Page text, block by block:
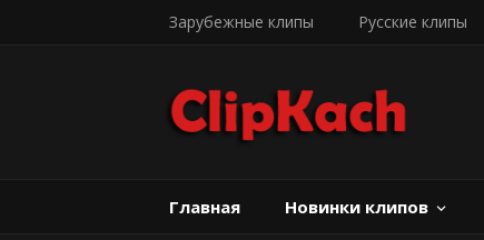
Зарубежные клипы Русские клипы
Главная Новинки клипов